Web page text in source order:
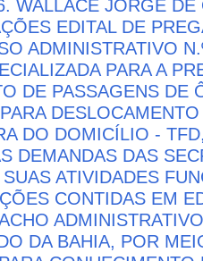
WALLACE JORGE
EDITAL DE
ADMINISTRATIVO
PARA A
DE PASSAGENS DE
DO DOMICÍLIO -
DEMANDAS DAS
ATIVIDADES
CONTIDAS EM
DA BAHIA, POR